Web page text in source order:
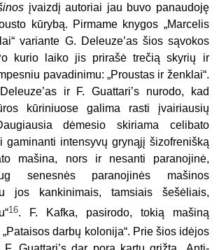
įvaizdį autoriai jau buvo panaudoję
kūrybą. Pirmame knygos „Marcelis
variante G. Deleuze’as šios sąvokos
kurio laiko jis prirašė trečią skyrių ir
pavadinimu: „Proustas ir ženklai“.
ir F. Guattari’s nurodo, kad
kūriniuose galima rasti įvairiausių
dėmesio skiriama celibato
gaminanti intensyvų grynąjį šizofrenišką
mašina, nors ir nesanti paranojinė,
senesnės paranojinės mašinos
jos kankinimais, tamsiais šešėliais,
16. F. Kafka, pasirodo, tokią mašiną
darbų kolonija“. Prie šios idėjos